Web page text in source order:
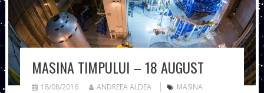
MASINA TIMPULUI – 18 AUGUST
18/08/2016 ANDREEA ALDEA
MASINA